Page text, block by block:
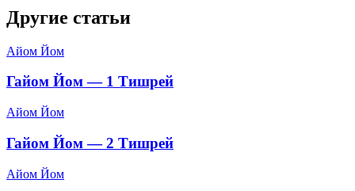
Другие статьи
Айом Йом
Гайом Йом — 1 Тишрей
Айом Йом
Гайом Йом — 2 Тишрей
Айом Йом